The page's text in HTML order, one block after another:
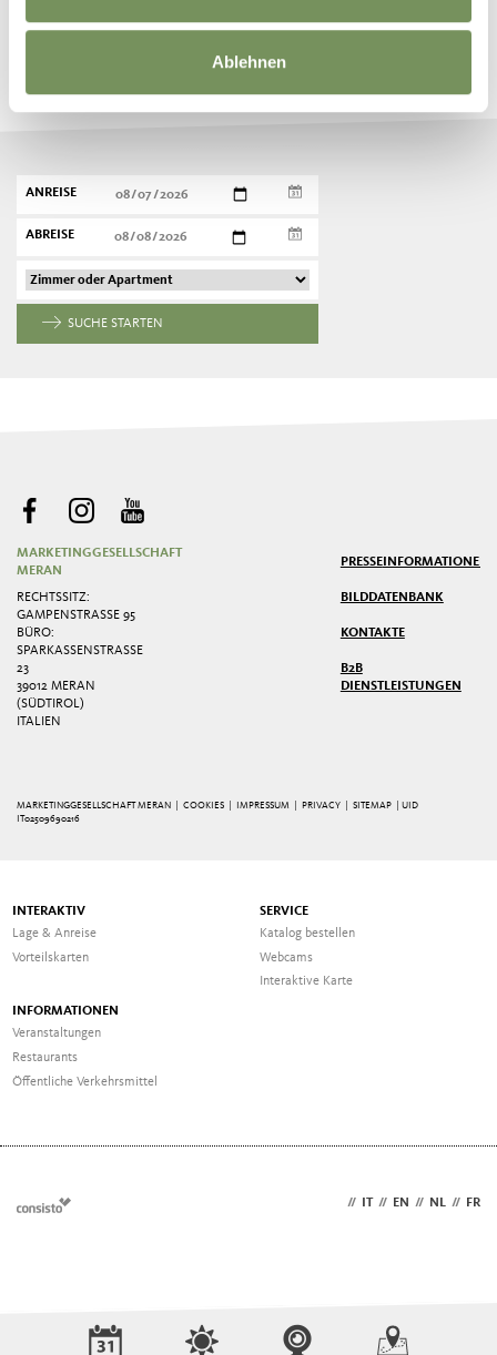
Ablehnen
BUCHE DEINEN URLAUB
Plane jetzt unverbindlich deinen Traumurlaub
ANREISE
ABREISE
SUCHE STARTEN
MARKETINGGESELLSCHAFT
MERAN
RECHTSSITZ:
GAMPENSTRASSE 95
BÜRO:
SPARKASSENSTRASSE 2
3
39012 MERAN
(SÜDTIROL)
ITALIEN
PRESSEINFORMATIONEN
BILDDATENBANK
KONTAKTE
B2B
DIENSTLEISTUNGEN
MARKETINGGESELLSCHAFT MERAN | COOKIES IMPRESSUM |PRIVACY |SITEMAP
| UID
IT02509690216
INTERAKTIV
Lage & Anreise
Vorteilskarten
SERVICE
Katalog bestellen
Webcams
Interaktive Karte
INFORMATIONEN
Veranstaltungen
Restaurants
Öffentliche Verkehrsmittel
// IT // EN // NL // FR